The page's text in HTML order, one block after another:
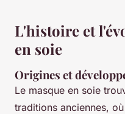
L'histoire et
en soie
Origines et
Le masque en soie
traditions anciennes,